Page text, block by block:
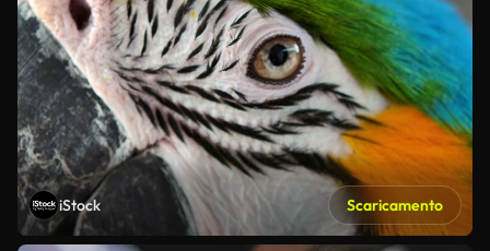
iStock Scaricamento